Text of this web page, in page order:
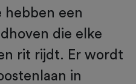
hebben een
die elke
rit rijdt. Er wordt
in